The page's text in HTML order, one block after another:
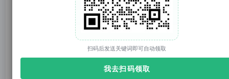
托福98”，获得雅思成绩换算
2025
”，获得2025年大范围预测
官网：tuonidefu.com.cn
，无数留学生挥之不去的梦魇。
扫码后发送关键词即可自动领取
我去扫码领取